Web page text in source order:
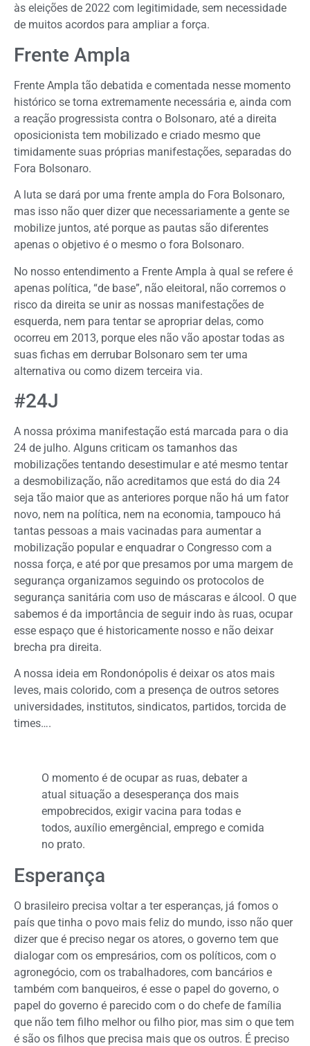
às eleições de 2022 com legitimidade, sem necessidade
de muitos acordos para ampliar a força.
Frente Ampla
Frente Ampla tão debatida e comentada nesse momento
histórico se torna extremamente necessária e, ainda com
a reação progressista contra o Bolsonaro, até a direita
oposicionista tem mobilizado e criado mesmo que
timidamente suas próprias manifestações, separadas do
Fora Bolsonaro.
A luta se dará por uma frente ampla do Fora Bolsonaro,
mas isso não quer dizer que necessariamente a gente se
mobilize juntos, até porque as pautas são diferentes
apenas o objetivo é o mesmo o fora Bolsonaro.
No nosso entendimento a Frente Ampla à qual se refere é
apenas política, “de base”, não eleitoral, não corremos o
risco da direita se unir as nossas manifestações de
esquerda, nem para tentar se apropriar delas, como
ocorreu em 2013, porque eles não vão apostar todas as
suas fichas em derrubar Bolsonaro sem ter uma
alternativa ou como dizem terceira via.
#24J
A nossa próxima manifestação está marcada para o dia
24 de julho. Alguns criticam os tamanhos das
mobilizações tentando desestimular e até mesmo tentar
a desmobilização, não acreditamos que está do dia 24
seja tão maior que as anteriores porque não há um fator
novo, nem na política, nem na economia, tampouco há
tantas pessoas a mais vacinadas para aumentar a
mobilização popular e enquadrar o Congresso com a
nossa força, e até por que presamos por uma margem de
segurança organizamos seguindo os protocolos de
segurança sanitária com uso de máscaras e álcool. O que
sabemos é da importância de seguir indo às ruas, ocupar
esse espaço que é historicamente nosso e não deixar
brecha pra direita.
A nossa ideia em Rondonópolis é deixar os atos mais
leves, mais colorido, com a presença de outros setores
universidades, institutos, sindicatos, partidos, torcida de
times….
O momento é de ocupar as ruas, debater a
atual situação a desesperança dos mais
empobrecidos, exigir vacina para todas e
todos, auxílio emergêncial, emprego e comida
no prato.
Esperança
O brasileiro precisa voltar a ter esperanças, já fomos o
país que tinha o povo mais feliz do mundo, isso não quer
dizer que é preciso negar os atores, o governo tem que
dialogar com os empresários, com os políticos, com o
agronegócio, com os trabalhadores, com bancários e
também com banqueiros, é esse o papel do governo, o
papel do governo é parecido com o do chefe de família
que não tem filho melhor ou filho pior, mas sim o que tem
é são os filhos que precisa mais que os outros. É preciso